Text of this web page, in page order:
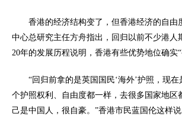
香港的经济结构变了，但香港经济的自
中心总研究主任方舟指出，回归以前不少港
20年的发展历程说明，香港有些优势地位确实
“回归前拿的是英国国民‘海外’护照，现
个护照权利、自由度都一样，去很多国家地
己是中国人，很自豪。”香港市民蓝国伦这样